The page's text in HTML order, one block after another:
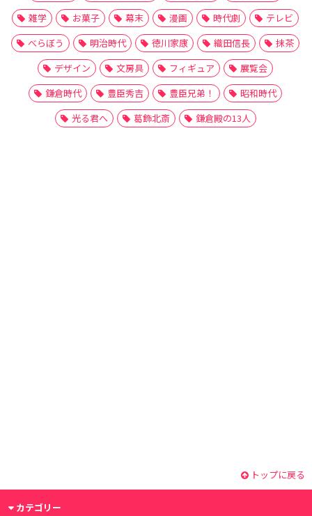
雑学
お菓子 幕末 漫画 時代劇
テレビ
べらぼう
明治時代 徳川家康 織田信長
抹茶
デザイン
文房具 フィギュア
展覧会
鎌倉時代
豊臣秀吉 豊臣兄弟！
昭和時代
光る君へ
葛飾北斎 鎌倉殿の13人
トップに戻る
カテゴリー